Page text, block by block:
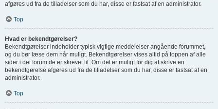
afgøres ud fra de tilladelser som du har, disse er fastsat af en administrator.
Top
Hvad er bekendtgørelser?
Bekendtgørelser indeholder typisk vigtige meddelelser angående forummet,
og du bør læse dem når muligt. Bekendtgørelser vises altid på toppen af alle
sider i det forum de er skrevet til. Om det er muligt for dig at skrive en
bekendtgørelse afgøres ud fra de tilladelser som du har, disse er fastsat af en
administrator.
Top